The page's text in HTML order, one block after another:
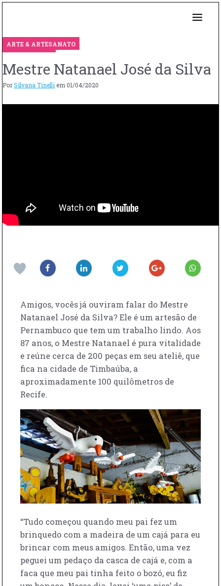
ARTE & ARTESANATO
Mestre Natanael José da Silva
PorSilvana Tinelli em 01/04/2020
Amigos, vocês já ouviram falar do Mestre
Natanael José da Silva? Ele é um artesão de
Pernambuco que tem um trabalho lindo. Aos
87 anos, o Mestre Natanael é pura vitalidade
e reúne cerca de 200 peças em seu ateliê, que
fica na cidade de Timbaúba, a
aproximadamente 100 quilômetros de
Recife.
“Tudo começou quando meu pai fez um
brinquedo com a madeira de um cajá para eu
brincar com meus amigos. Então, uma vez
peguei um pedaço da casca de cajá e, com a
faca que meu pai tinha feito o bozó, eu fiz